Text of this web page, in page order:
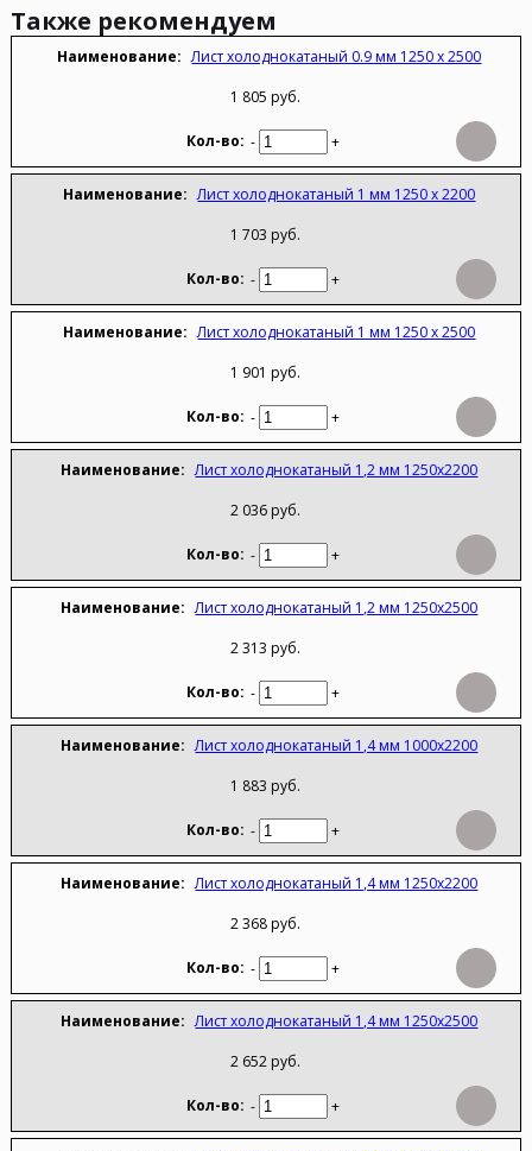
Также рекомендуем
Лист холоднокатаный 0.9 мм 1250 х 2500
1 805 руб.
- +
Лист холоднокатаный 1 мм 1250 х 2200
1 703 руб.
- +
Лист холоднокатаный 1 мм 1250 х 2500
1 901 руб.
- +
Лист холоднокатаный 1,2 мм 1250х2200
2 036 руб.
- +
Лист холоднокатаный 1,2 мм 1250х2500
2 313 руб.
- +
Лист холоднокатаный 1,4 мм 1000х2200
1 883 руб.
- +
Лист холоднокатаный 1,4 мм 1250х2200
2 368 руб.
- +
Лист холоднокатаный 1,4 мм 1250х2500
2 652 руб.
- +